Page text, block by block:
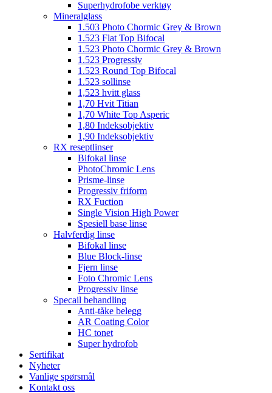
Superhydrofobe verktøy
Mineralglass
1.503 Photo Chormic Grey & Brown
1.523 Flat Top Bifocal
1.523 Photo Chormic Grey & Brown
1.523 Progressiv
1.523 Round Top Bifocal
1.523 sollinse
1,523 hvitt glass
1,70 Hvit Titian
1,70 White Top Asperic
1,80 Indeksobjektiv
1,90 Indeksobjektiv
RX reseptlinser
Bifokal linse
PhotoChromic Lens
Prisme-linse
Progressiv friform
RX Fuction
Single Vision High Power
Spesiell base linse
Halvferdig linse
Bifokal linse
Blue Block-linse
Fjern linse
Foto Chromic Lens
Progressiv linse
Specail behandling
Anti-tåke belegg
AR Coating Color
HC tonet
Super hydrofob
Sertifikat
Nyheter
Vanlige spørsmål
Kontakt oss